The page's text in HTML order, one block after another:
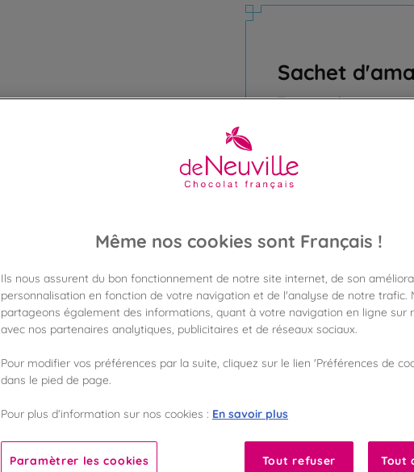
Sachet
Teneur réduite en
Poids 160g
Vérifier la
Frais de port
dès 50€ d'achat
Gagnez 12
Même nos cookies sont Français !
Ils nous assurent du bon fonctionnement de notre site internet, de son
personnalisation en fonction de votre navigation et de l'analyse de notre trafic.
partageons également des informations, quant à votre navigation en ligne sur
avec nos partenaires analytiques, publicitaires et de réseaux sociaux.
Pour modifier vos préférences par la suite, cliquez sur le lien 'Préférences de
dans le pied de page.
Pour plus d’information sur nos cookies : En savoir plus
Paramètrer les cookies Tout refuser Tout